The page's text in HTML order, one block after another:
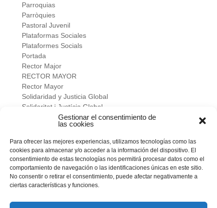
Gestionar el consentimiento de
las cookies
Para ofrecer las mejores experiencias, utilizamos tecnologías como las
cookies para almacenar y/o acceder a la información del dispositivo. El
consentimiento de estas tecnologías nos permitirá procesar datos como el
comportamiento de navegación o las identificaciones únicas en este sitio.
No consentir o retirar el consentimiento, puede afectar negativamente a
ciertas características y funciones.
Parroquias
Parròquies
Pastoral Juvenil
Plataformas Sociales
Plataformes Socials
Portada
Rector Major
RECTOR MAYOR
Rector Mayor
Solidaridad y Justicia Global
Solidaritat i Justícia Global
verano salesiano
Vivir a fondo
Vocacional
Meta
Feed de entradas